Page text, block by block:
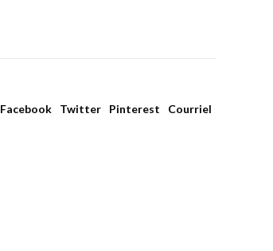
Facebook Twitter Pinterest Courriel